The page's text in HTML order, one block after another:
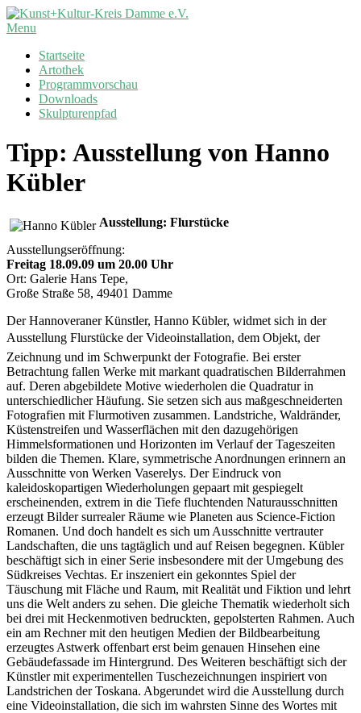
Skip
to
Kunst+Kultur-
Damme
Primary
Menu
Menu
Startseite
Artothek
Programmvorschau
Downloads
Skulpturenpfad
Tipp: Ausstellung von Hanno
Kübler
Ausstellung: Flurstücke
Ausstellungseröffnung:
Freitag 18.09.09 um 20.00 Uhr
Ort: Galerie Hans Tepe,
Große Straße 58, 49401 Damme
Der Hannoveraner Künstler, Hanno Kübler, widmet sich in der
Ausstellung Flurstücke der Videoinstallation, dem Objekt, der
Zeichnung und im Schwerpunkt der Fotografie. Bei erster
Betrachtung fallen Werke mit markant quadratischen Bilderrahmen
auf. Deren abgebildete Motive wiederholen die Quadratur in
unterschiedlicher Häufung. Sie setzen sich aus maßgeschneiderten
Fotografien mit Flurmotiven zusammen. Landstriche, Waldränder,
Küstenstreifen und Wasserflächen mit den dazugehörigen
Himmelsformationen und Horizonten im Verlauf der Tageszeiten
bilden die Themen. Klare, symmetrische Anordnungen erinnern an
Ausschnitte von Werken Vaserelys. Der Eindruck von
kaleidoskopartigen Wiederholungen gepaart mit gespiegelt
erscheinenden, extrem in die Tiefe fluchtenden Naturausschnitten
erzeugt Bilder surrealer Räume wie Planeten aus Science-Fiction
Romanen. Und doch handelt es sich um Ausschnitte vertrauter
Landschaften, die uns tagtäglich und auf Reisen begegnen. Kübler
beschäftigt sich in einer Serie insbesondere mit der Umgebung des
Südkreises Vechtas. Er inszeniert ein gekonntes Spiel der
Täuschung mit Fläche und Raum, mit Realität und Fiktion und lehrt
uns die Welt anders zu sehen. Die gleiche Thematik wiederholt sich
bei drei mit Heckenmotiven bedruckten, gepolsterten Rahmen. Auch
ein am Rechner mit den heutigen Medien der Bildbearbeitung
erzeugtes Astwerk offenbart erst beim genauen Hinsehen eine
Gebäudefassade im Hintergrund. Des Weiteren beschäftigt sich der
Künstler mit experimentellen Tuschezeichnungen inspiriert von
Landstrichen der Toskana. Abgerundet wird die Ausstellung durch
eine Videoinstallation, die sich im wahrsten Sinne des Wortes mit